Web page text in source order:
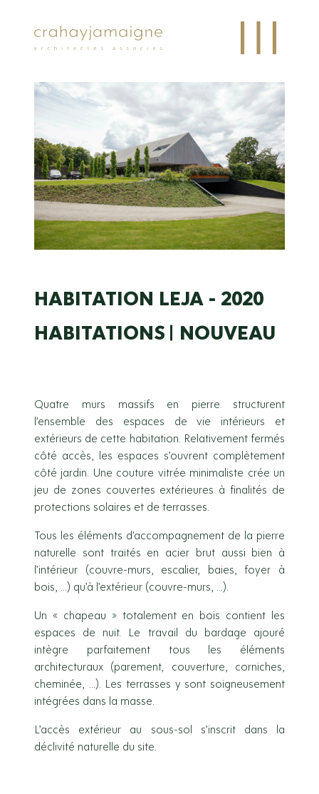
HABITATION LEJA - 2020
HABITATIONS
NOUVEAU
Quatre murs massifs en pierre structurent
l’ensemble des espaces de vie intérieurs et
extérieurs de cette habitation. Relativement fermés
côté accès, les espaces s’ouvrent complètement
côté jardin. Une couture vitrée minimaliste crée un
jeu de zones couvertes extérieures à finalités de
protections solaires et de terrasses.
Tous les éléments d’accompagnement de la pierre
naturelle sont traités en acier brut aussi bien à
l’intérieur (couvre-murs, escalier, baies, foyer à
bois, …) qu’à l’extérieur (couvre-murs, …).
Un « chapeau » totalement en bois contient les
espaces de nuit. Le travail du bardage ajouré
intègre parfaitement tous les éléments
architecturaux (parement, couverture, corniches,
cheminée, …). Les terrasses y sont soigneusement
intégrées dans la masse.
L’accès extérieur au sous-sol s’inscrit dans la
déclivité naturelle du site.